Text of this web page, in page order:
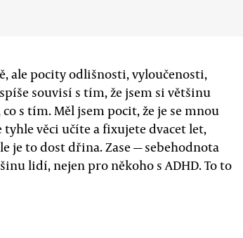
ale pocity odlišnosti, vyloučenosti,
souvisí s tím, že jsem si většinu
s tím. Měl jsem pocit, že je se mnou
tyhle věci učíte a fixujete dvacet let,
je to dost dřina. Zase — sebehodnota
lidí, nejen pro někoho s ADHD. To to